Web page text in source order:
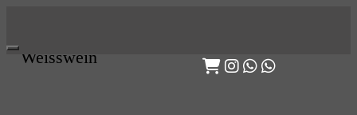
to
content
Weisswein